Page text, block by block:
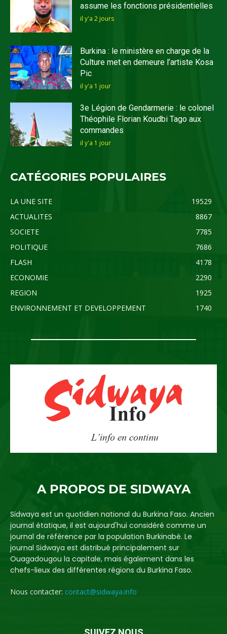
assume les fonctions présidentielles
il y'a 2 jours
Burkina : le ministère en charge de la
Culture met en demeure l’artiste Kosa
Pic
il y'a 1 jour
3e Légion de Gendarmerie : le colonel
Théophile Florian Koudbi Tago aux
commandes
il y'a 1 jour
CATÉGORIES POPULAIRES
LA UNE SITE
19529
ACTUALITES
8867
SOCIETE
7785
POLITIQUE
7686
FLASH
4178
ECONOMIE
2290
REGION
1925
ENVIRONNEMENT ET DEVELOPPEMENT
1740
A PROPOS DE SIDWAYA
Sidwaya est un quotidien national du Burkina Faso. Ancien
journal étatique, il est aujourd'hui considéré comme un
journal de référence par la population Burkinabè. Le
journal Sidwaya est distribué principalement sur
Ouagadougou la capitale, mais également dans les
chefs-lieux des différentes régions du Burkina Faso.
Nous contacter: contact@sidwaya.info